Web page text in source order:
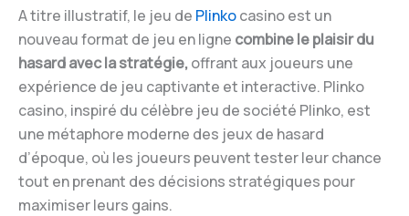
A titre illustratif, le jeu de Plinkocasino est un
nouveau format de jeu en ligne combine le plaisir du
hasard avec la stratégie, offrant aux joueurs une
expérience de jeu captivante et interactive. Plinko
casino, inspiré du célèbre jeu de société Plinko, est
une métaphore moderne des jeux de hasard
d’époque, où les joueurs peuvent tester leur chance
tout en prenant des décisions stratégiques pour
maximiser leurs gains.